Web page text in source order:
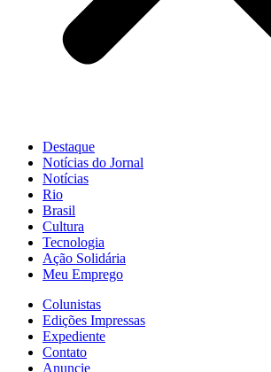
Destaque
Notícias do Jornal
Notícias
Rio
Brasil
Cultura
Tecnologia
Ação Solidária
Meu Emprego
Colunistas
Edições Impressas
Expediente
Contato
Anuncie